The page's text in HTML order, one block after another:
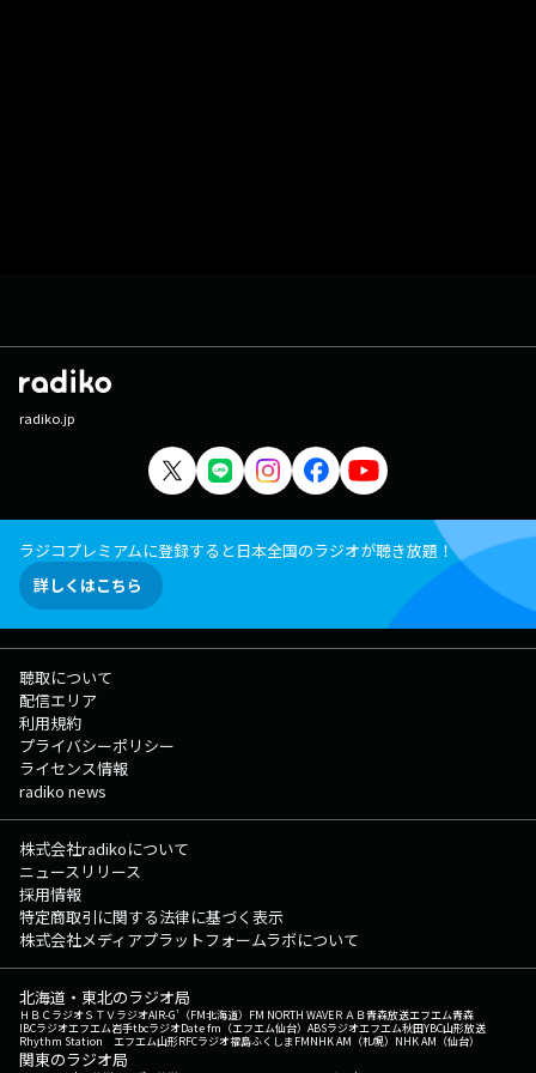
radiko.jp
ラジコプレミアムに登録すると日本全国のラジオが聴き放題！
詳しくはこちら
聴取について
配信エリア
利用規約
プライバシーポリシー
ライセンス情報
radiko news
株式会社radikoについて
ニュースリリース
採用情報
特定商取引に関する法律に基づく表示
株式会社メディアプラットフォームラボについて
北海道・東北のラジオ局
ＨＢＣラジオＳＴＶラジオAIR-G'（FM北海道） FM NORTH WAVEＲＡＢ青森放送エフエム青森
IBCラジオエフエム岩手tbcラジオDate fm（エフエム仙台） ABSラジオエフエム秋田YBC山形放送
Rhythm Station エフエム山形RFCラジオ福島ふくしまFMNHK AM（札幌） NHK AM（仙台）
関東のラジオ局